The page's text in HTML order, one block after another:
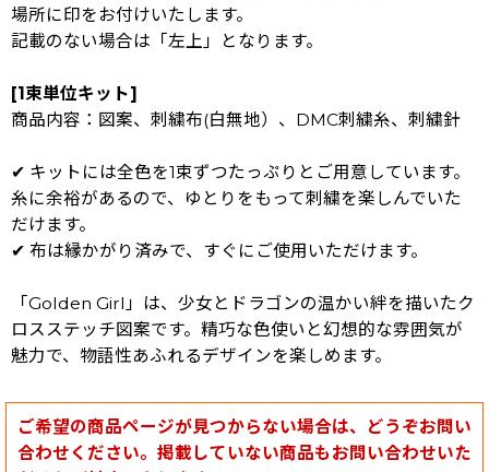
場所に印をお付けいたします。
記載のない場合は「左上」となります。
[1束単位キット]
商品内容：図案、刺繍布(白無地）、DMC刺繍糸、刺繍針
✔ キットには全色を1束ずつたっぷりとご用意しています。
糸に余裕があるので、ゆとりをもって刺繍を楽しんでいた
だけます。
✔ 布は縁かがり済みで、すぐにご使用いただけます。
「Golden Girl」は、少女とドラゴンの温かい絆を描いたク
ロスステッチ図案です。精巧な色使いと幻想的な雰囲気が
魅力で、物語性あふれるデザインを楽しめます。
ご希望の商品ページが見つからない場合は、どうぞお問い
合わせください。掲載していない商品もお問い合わせいた